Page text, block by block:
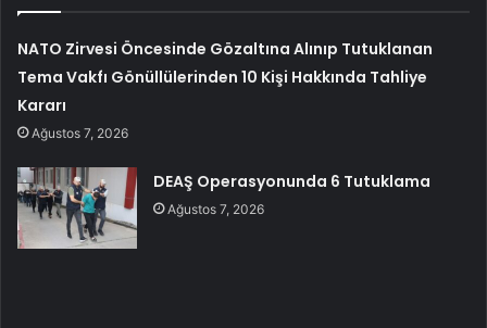
NATO Zirvesi Öncesinde Gözaltına Alınıp Tutuklanan
Tema Vakfı Gönüllülerinden 10 Kişi Hakkında Tahliye
Kararı
Ağustos 7, 2026
DEAŞ Operasyonunda 6 Tutuklama
Ağustos 7, 2026